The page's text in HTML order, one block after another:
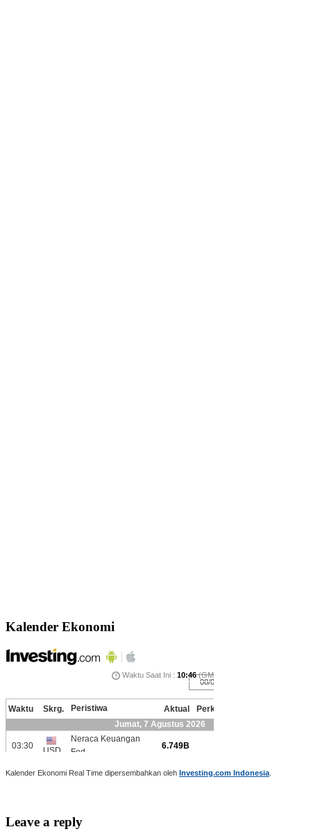
Kalender Ekonomi
Kalender Ekonomi Real Time dipersembahkan oleh Investing.com Indonesia
Leave a reply